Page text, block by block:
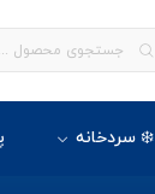
❄️ سردخانه